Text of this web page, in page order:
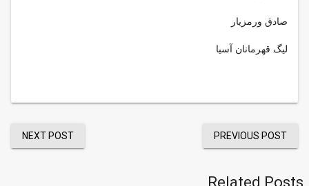
صادق ورمزیار
لیگ قهرمانان آسیا
PREVIOUS POST
NEXT POST
Related Posts